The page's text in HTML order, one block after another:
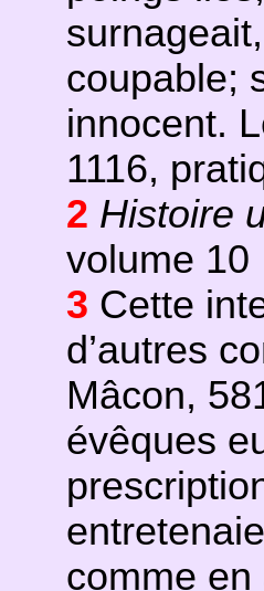
coupable;
innocent.
1116,
2 Histoire
volume 10
3 Cette
d’autres
Mâcon,
évêques
comme